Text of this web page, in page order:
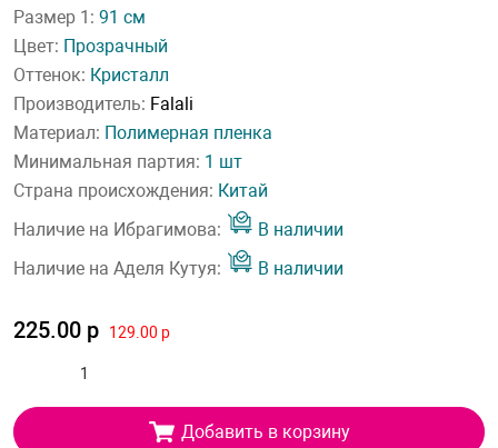
Размер 1: 91 см
Цвет: Прозрачный
Оттенок: Кристалл
Производитель: Falali
Материал: Полимерная пленка
Минимальная партия: 1 шт
Страна происхождения: Китай
Наличие на Ибрагимова:
В наличии
Наличие на Аделя Кутуя:
В наличии
225.00 р 129.00 р
Добавить в корзину